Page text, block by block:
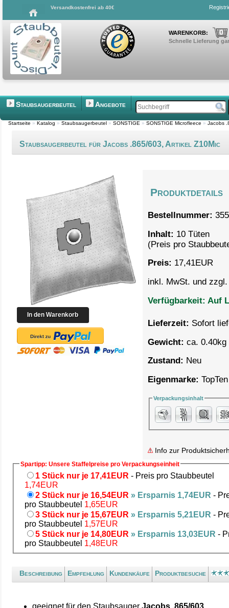
Versandkostenfrei ab 40€
WARENKORB: 0
Schnelle Lieferung
Staubsaugerbeutel Angebote
Startseite » Katalog » Staubsaugerbeutel » SONSTIGE » SONSTIGE Microfleece » Jacobs
Staubsaugerbeutel für Jacobs .865/603, Artikel Z10Mic
Produktdetails
Bestellnummer:
Inhalt: 10 Tüten
(Preis pro
Preis: 17,41EUR
inkl. MwSt. und
Verfügbarkeit: Auf
Lieferzeit: Sofort
Gewicht: ca. 0.40kg
Zustand: Neu
Eigenmarke: TopTen
Verpackungsinhalt
Info zur
Spartipp: Unsere Staffelpreise pro Verpackungseinheit
1 Stück nur je 17,41EUR - Preis pro Staubbeutel
1,74EUR
2 Stück nur je 16,54EUR » Ersparnis 1,74EUR -
pro Staubbeutel 1,65EUR
3 Stück nur je 15,67EUR » Ersparnis 5,21EUR -
pro Staubbeutel 1,57EUR
5 Stück nur je 14,80EUR » Ersparnis 13,03EUR -
pro Staubbeutel 1,48EUR
Beschreibung Empfehlung Kundenkäufe Produktbesuche
geeignet für den StaubsaugerJacobs .865/603